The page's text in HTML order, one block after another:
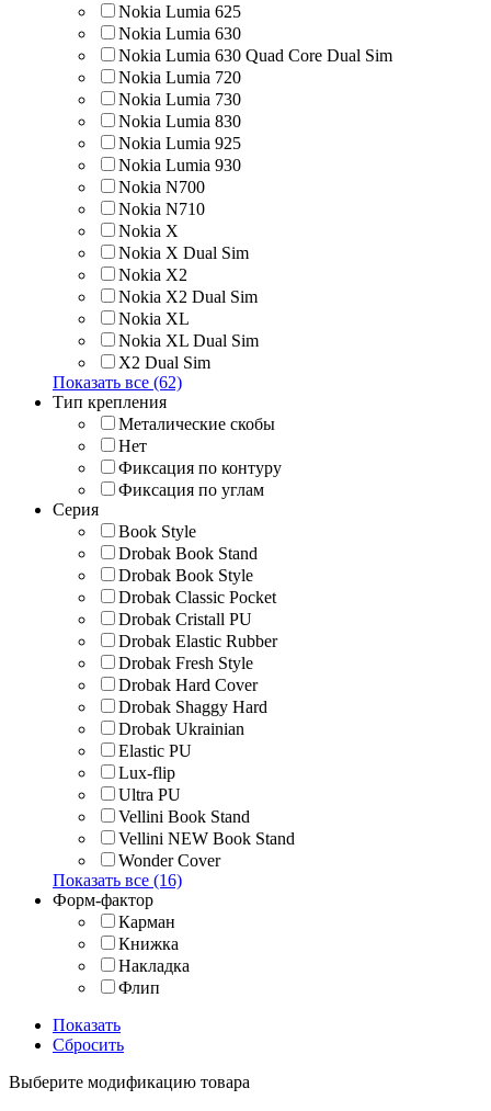
Nokia Lumia 625
Nokia Lumia 630
Nokia Lumia 630 Quad Core Dual Sim
Nokia Lumia 720
Nokia Lumia 730
Nokia Lumia 830
Nokia Lumia 925
Nokia Lumia 930
Nokia N700
Nokia N710
Nokia X
Nokia X Dual Sim
Nokia X2
Nokia X2 Dual Sim
Nokia XL
Nokia XL Dual Sim
X2 Dual Sim
Показать все (62)
Тип крепления
Металические скобы
Нет
Фиксация по контуру
Фиксация по углам
Серия
Book Style
Drobak Book Stand
Drobak Book Style
Drobak Classic Pocket
Drobak Cristall PU
Drobak Elastic Rubber
Drobak Fresh Style
Drobak Hard Cover
Drobak Shaggy Hard
Drobak Ukrainian
Elastic PU
Lux-flip
Ultra PU
Vellini Book Stand
Vellini NEW Book Stand
Wonder Cover
Показать все (16)
Форм-фактор
Карман
Книжка
Накладка
Флип
Показать
Сбросить
Выберите модификацию товара